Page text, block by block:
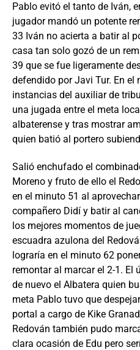
Pablo evitó el tanto de Iván,
jugador mandó un potente
33 Iván no acierta a batir al
casa tan solo gozó de un
39 que se fue ligeramente
defendido por Javi Tur. En el
instancias del auxiliar de
una jugada entre el meta
albaterense y tras mostrar
quien batió al portero
Salió enchufado el
Moreno y fruto de ello el
en el minuto 51 al
compañero Didí y batir al
los mejores momentos de
escuadra azulona del
lograría en el minuto 62
remontar al marcar el 2-1. El
de nuevo el Albatera quien
meta Pablo tuvo que
portal a cargo de Kike
Redován también pudo
clara ocasión de Edu pero